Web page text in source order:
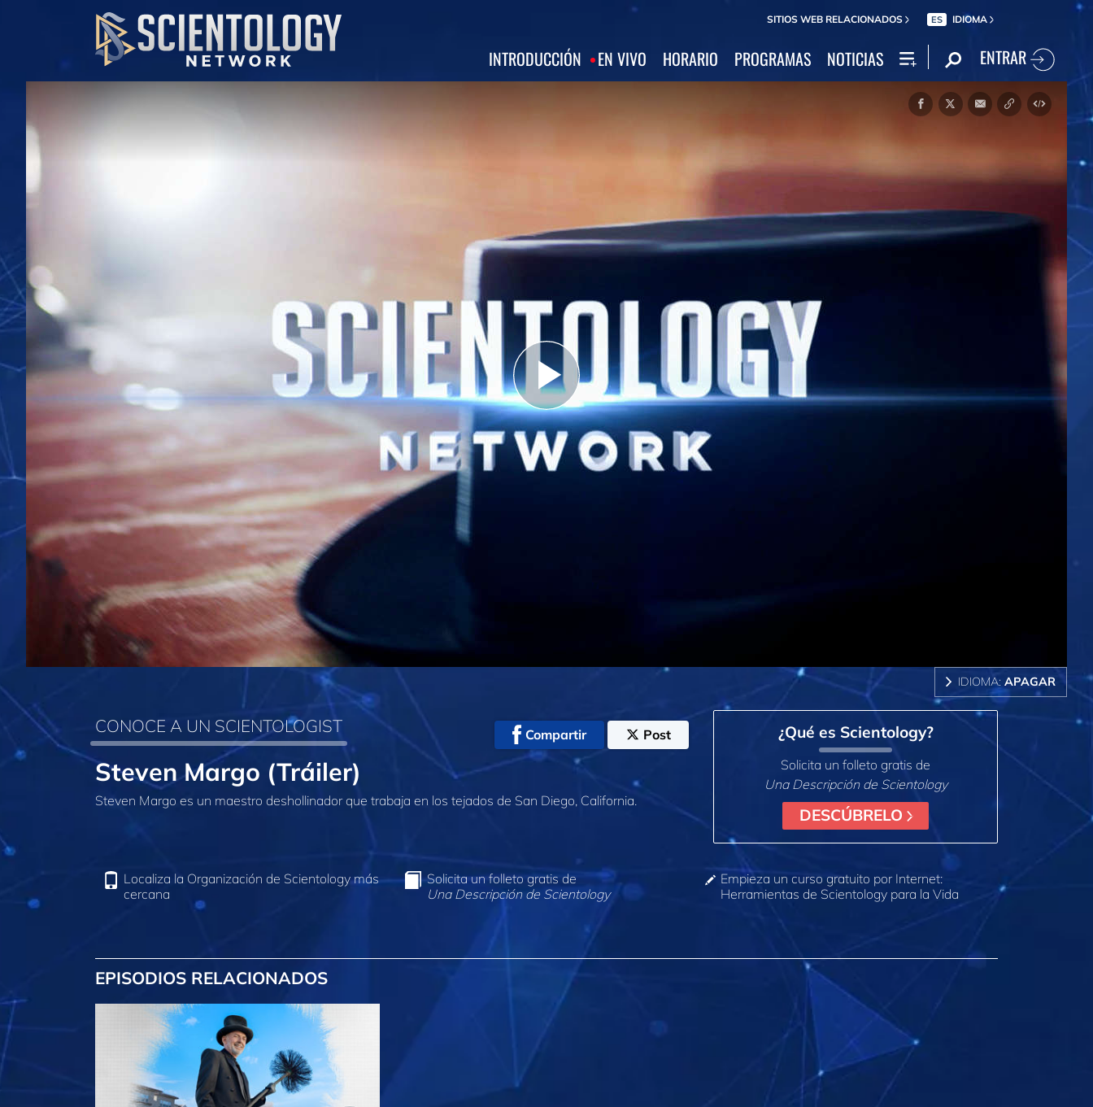
SITIOS WEB RELACIONADOS ES IDIOMA
INTRODUCCIÓN EN VIVO HORARIO PROGRAMAS NOTICIAS ENTRAR
Play
IDIOMA: APAGAR
CONOCE A UN SCIENTOLOGIST Compartir Post
Steven Margo (Tráiler)
Steven Margo es un maestro deshollinador que trabaja en los tejados de San Diego, California.
¿Qué es Scientology?
Solicita un folleto gratis de
Una Descripción de Scientology
DESCÚBRELO
Localiza la Organización de Scientology más
cercana
Solicita un folleto gratis de
Una Descripción de Scientology
Empieza un curso gratuito por Internet:
Herramientas de Scientology para la Vida
EPISODIOS RELACIONADOS